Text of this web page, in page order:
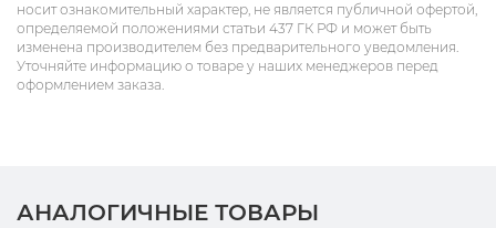
носит ознакомительный характер, не является публичной офертой,
определяемой положениями статьи 437 ГК РФ и может быть
изменена производителем без предварительного уведомления.
Уточняйте информацию о товаре у наших менеджеров перед
оформлением заказа.
АНАЛОГИЧНЫЕ ТОВАРЫ